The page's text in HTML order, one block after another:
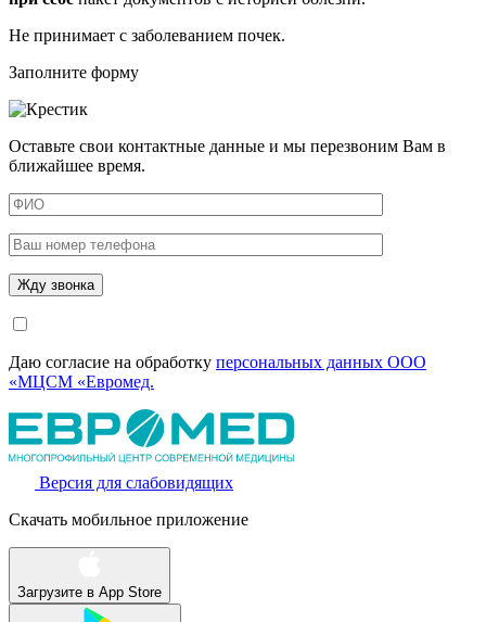
Не принимает с заболеванием почек.
Заполните форму
Оставьте свои контактные данные и мы перезвоним Вам в
ближайшее время.
Даю согласие на обработку персональных данных ООО
«МЦСМ «Евромед.
Версия для слабовидящих
Скачать мобильное приложение
Загрузите в App Store